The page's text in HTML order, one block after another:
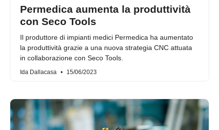
Permedica aumenta la produttività
con Seco Tools
Il produttore di impianti medici Permedica ha aumentato
la produttività grazie a una nuova strategia CNC attuata
in collaborazione con Seco Tools.
Ida Dallacasa 15/06/2023